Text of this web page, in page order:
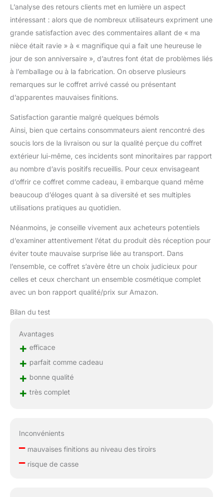
libérant votre inquiétude.
Tous les produits
lavables et faciles à
enlever avec un
nettoyant pour le visage
ou une lotion
démaquillante. La
sécurité est le point de
départ de tout l'amour.
le plus doux pour votre
bien-aimé. Tous les
essentiels pour femmes
dans un sac élégant et
un excellent cadeau pour
toutes les occasions.
L’analyse des retours clients met en lumière un aspect
intéressant : alors que de nombreux utilisateurs expriment une
grande satisfaction avec des commentaires allant de « ma
nièce était ravie » à « magnifique qui a fait une heureuse le
jour de son anniversaire », d’autres font état de problèmes liés
à l’emballage ou à la fabrication. On observe plusieurs
remarques sur le coffret arrivé cassé ou présentant
d’apparentes mauvaises finitions.
Satisfaction garantie malgré quelques bémols
Ainsi, bien que certains consommateurs aient rencontré des
soucis lors de la livraison ou sur la qualité perçue du coffret
extérieur lui-même, ces incidents sont minoritaires par rapport
au nombre d’avis positifs recueillis. Pour ceux envisageant
d’offrir ce coffret comme cadeau, il embarque quand même
beaucoup d’éloges quant à sa diversité et ses multiples
utilisations pratiques au quotidien.
Néanmoins, je conseille vivement aux acheteurs potentiels
d’examiner attentivement l’état du produit dès réception pour
éviter toute mauvaise surprise liée au transport. Dans
l’ensemble, ce coffret s’avère être un choix judicieux pour
celles et ceux cherchant un ensemble cosmétique complet
avec un bon rapport qualité/prix sur Amazon.
Bilan du test
Avantages
+ efficace
+ parfait comme cadeau
+ bonne qualité
+ très complet
Inconvénients
–mauvaises finitions au niveau des tiroirs
–risque de casse